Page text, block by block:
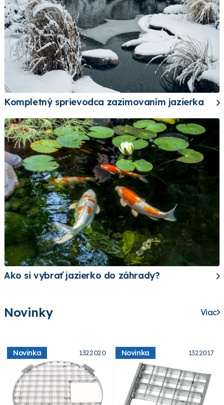
Kompletný sprievodca zazimovaním jazierka
Ako si vybrať jazierko do záhrady?
Novinky Viac
Novinka 1322020 Novinka 1322017